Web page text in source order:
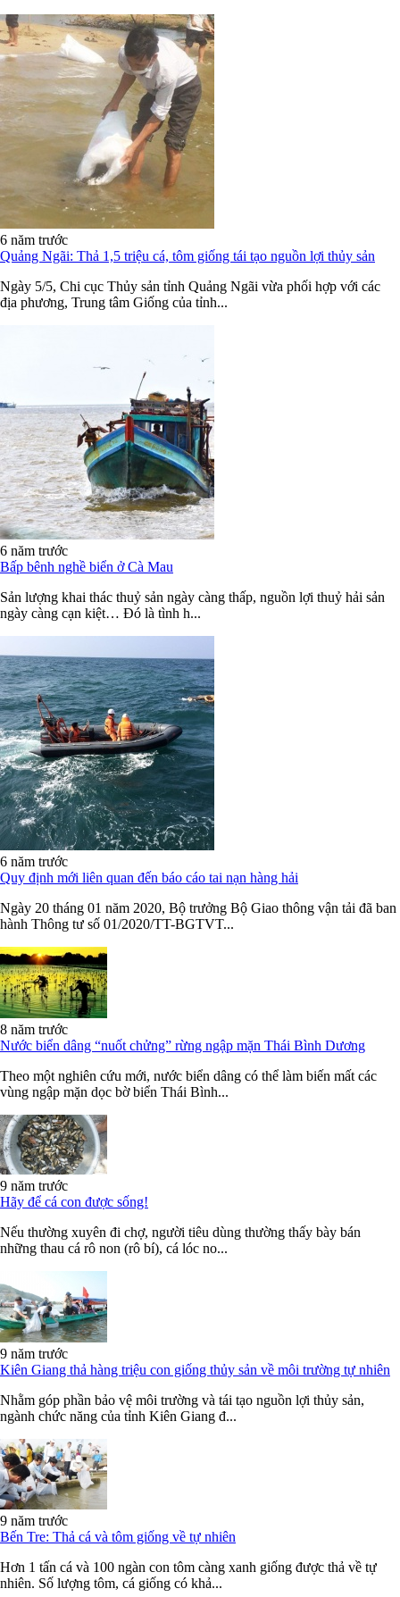
6 năm trước
Quảng Ngãi: Thả 1,5 triệu cá, tôm giống tái tạo nguồn lợi thủy sản
Ngày 5/5, Chi cục Thủy sản tỉnh Quảng Ngãi vừa phối hợp với các
địa phương, Trung tâm Giống của tỉnh...
6 năm trước
Bấp bênh nghề biển ở Cà Mau
Sản lượng khai thác thuỷ sản ngày càng thấp, nguồn lợi thuỷ hải sản
ngày càng cạn kiệt… Đó là tình h...
6 năm trước
Quy định mới liên quan đến báo cáo tai nạn hàng hải
Ngày 20 tháng 01 năm 2020, Bộ trưởng Bộ Giao thông vận tải đã ban
hành Thông tư số 01/2020/TT-BGTVT...
8 năm trước
Nước biển dâng “nuốt chửng” rừng ngập mặn Thái Bình Dương
Theo một nghiên cứu mới, nước biển dâng có thể làm biến mất các
vùng ngập mặn dọc bờ biển Thái Bình...
9 năm trước
Hãy để cá con được sống!
Nếu thường xuyên đi chợ, người tiêu dùng thường thấy bày bán
những thau cá rô non (rô bí), cá lóc no...
9 năm trước
Kiên Giang thả hàng triệu con giống thủy sản về môi trường tự nhiên
Nhằm góp phần bảo vệ môi trường và tái tạo nguồn lợi thủy sản,
ngành chức năng của tỉnh Kiên Giang đ...
9 năm trước
Bến Tre: Thả cá và tôm giống về tự nhiên
Hơn 1 tấn cá và 100 ngàn con tôm càng xanh giống được thả về tự
nhiên. Số lượng tôm, cá giống có khả...